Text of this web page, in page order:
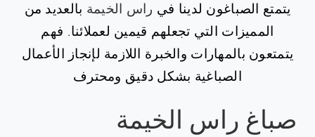
يتمتع الصباغون لدينا في راس الخيمة بالعديد من
المميزات التي تجعلهم قيمين لعملائنا. فهم
يتمتعون بالمهارات والخبرة اللازمة لإنجاز الأعمال
الصباغية بشكل دقيق ومحترف
صباغ راس الخيمة